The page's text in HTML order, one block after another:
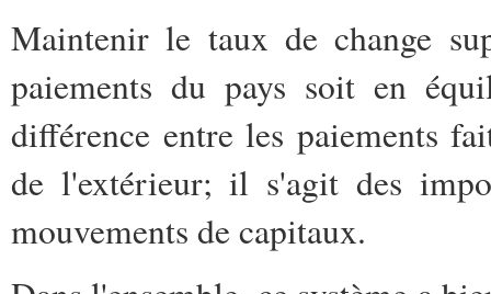
Maintenir le taux de change
paiements du pays soit en
différence entre les paiements
de l'extérieur; il s'agit des
mouvements de capitaux.